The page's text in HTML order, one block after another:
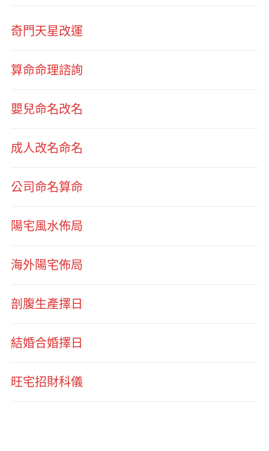
奇門天星改運
算命命理諮詢
嬰兒命名改名
成人改名命名
公司命名算命
陽宅風水佈局
海外陽宅佈局
剖腹生產擇日
結婚合婚擇日
旺宅招財科儀